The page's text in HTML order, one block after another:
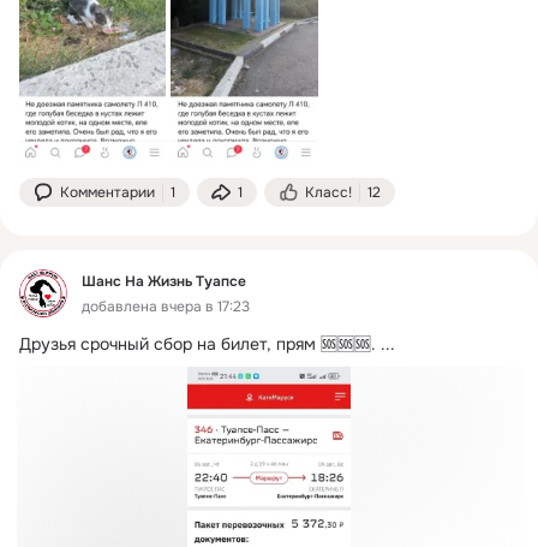
Комментарии 1 1 Класс! 12
Шанс На Жизнь Туапсе
добавлена вчера в 17:23
Друзья срочный сбор на билет, прям 🆘🆘🆘. ...